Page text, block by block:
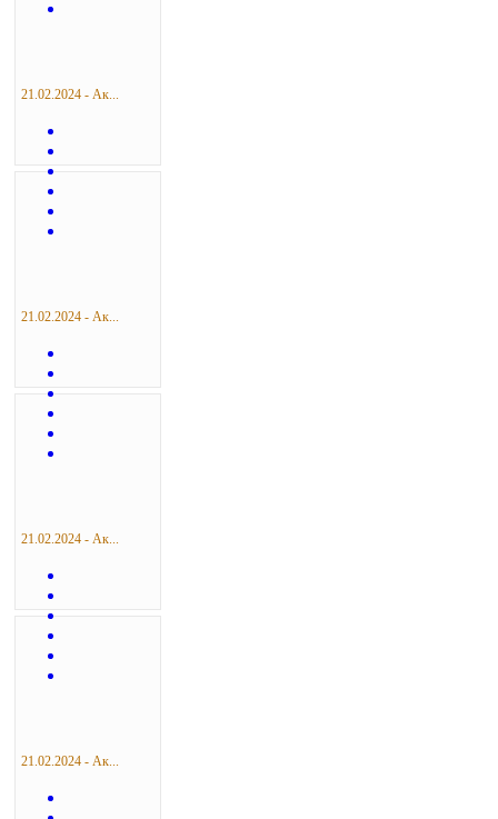
21.02.2024 - Ак...
21.02.2024 - Ак...
21.02.2024 - Ак...
21.02.2024 - Ак...